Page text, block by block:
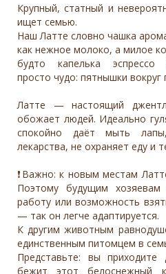
Крупный, статный и
ищет семью.
Наш Латте словно чашка
как нежное молоко, а милое
будто капелька
просто чудо: пятнышки
Латте — настоящий
обожает людей. Идеально
спокойно даёт мыть
лекарства, не охраняет еду и
❗️Важно: к новым местам
Поэтому будущим
работу или возможность
— так он легче адаптируется.
К другим животным
единственным питомцем в
Представьте: вы
бежит этот белоснежный